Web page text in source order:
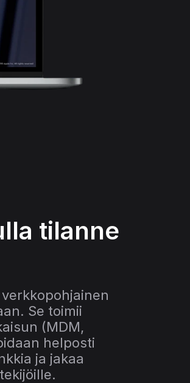
tilanne
Se toimii
(MDM,
helposti
ja jakaa